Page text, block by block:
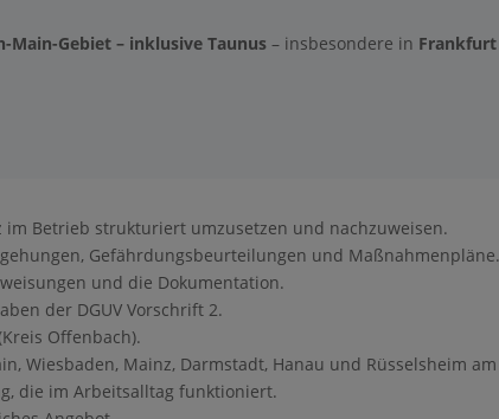
Main-Gebiet – inklusive Taunus – insbesondere in Frankfurt
Betrieb strukturiert umzusetzen und nachzuweisen.
Gefährdungsbeurteilungen und Maßnahmenpläne.
und die Dokumentation.
der DGUV Vorschrift 2.
Offenbach).
Wiesbaden, Mainz, Darmstadt, Hanau und Rüsselsheim
die im Arbeitsalltag funktioniert.